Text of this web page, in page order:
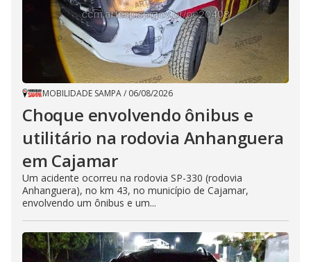
MOBILIDADE SAMPA/ 06/08/2026
Choque envolvendo ônibus e
utilitário na rodovia Anhanguera
em Cajamar
Um acidente ocorreu na rodovia SP-330 (rodovia
Anhanguera), no km 43, no município de Cajamar,
envolvendo um ônibus e um...